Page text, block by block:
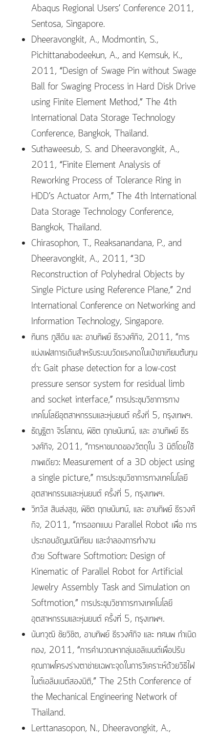
Abaqus Regional Users’ Conference 2011,
Sentosa, Singapore.
Dheeravongkit, A., Modmontin, S.,
Pichittanabodeekun, A., and Kemsuk, K.,
2011, “Design of Swage Pin without Swage
Ball for Swaging Process in Hard Disk Drive
using Finite Element Method,” The 4th
International Data Storage Technology
Conference, Bangkok, Thailand.
Suthaweesub, S. and Dheeravongkit, A.,
2011, “Finite Element Analysis of
Reworking Process of Tolerance Ring in
HDD’s Actuator Arm,” The 4th International
Data Storage Technology Conference,
Bangkok, Thailand.
Chirasophon, T., Reaksanandana, P., and
Dheeravongkit, A., 2011, “3D
Reconstruction of Polyhedral Objects by
Single Picture using Reference Plane,” 2nd
International Conference on Networking and
Information Technology, Singapore.
ทินกร ภูสีดิน และ อาบทิพย์ ธีรวงศ์กิจ, 2011, “การ
แบ่งเฟสการเดินสำหรับระบบวัดแรงกดในเบ้าขาเทียมต้นทุน
ต่ำ: Gait phase detection for a low-cost
pressure sensor system for residual limb
and socket interface,” การประชุมวิชาการทาง
เทคโนโลยีอุตสาหกรรมและหุ่นยนต์ ครั้งที่ 5, กรุงเทพฯ.
ธัญฐิตา จิรโสภณ, พิชิต ฤกษนันทน์, และ อาบทิพย์ ธีร
วงศ์กิจ, 2011, “การหาขนาดของวัตถุใน 3 มิติโดยใช้
ภาพเดียว: Measurement of a 3D object using
a single picture,” การประชุมวิชาการทางเทคโนโลยี
อุตสาหกรรมและหุ่นยนต์ ครั้งที่ 5, กรุงเทพฯ.
วิทวัส สินส่งสุข, พิชิต ฤกษนันทน์, และ อาบทิพย์ ธีรวงศ์
กิจ, 2011, “การออกแบบ Parallel Robot เพื่อ การ
ประกอบอัญมณีเทียม และจำลองการทำงาน
ด้วย Software Softmotion: Design of
Kinematic of Parallel Robot for Artificial
Jewelry Assembly Task and Simulation on
Softmotion,” การประชุมวิชาการทางเทคโนโลยี
อุตสาหกรรมและหุ่นยนต์ ครั้งที่ 5, กรุงเทพฯ.
นันทวุฒิ ชัยวิชิต, อาบทิพย์ ธีรวงศ์กิจ และ ทศนพ กำเนิด
ทอง, 2011, “การคำนวณหากลุ่มเอลิเมนต์เพื่อปรับ
คุณภาพโครงร่างตาข่ายเฉพาะจุดในการวิเคราะห์ด้วยวิธีไฟ
ไนต์เอลิมเนต์สองมิติ,” The 25th Conference of
the Mechanical Engineering Network of
Thailand.
Lerttanasopon, N., Dheeravongkit, A.,